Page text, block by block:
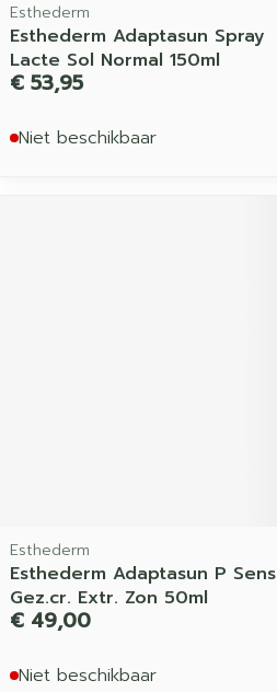
Esthederm
Esthederm Adaptasun Spray
Lacte Sol Normal 150ml
€ 53,95
Niet beschikbaar
Esthederm
Esthederm Adaptasun P Sens
Gez.cr. Extr. Zon 50ml
€ 49,00
Niet beschikbaar